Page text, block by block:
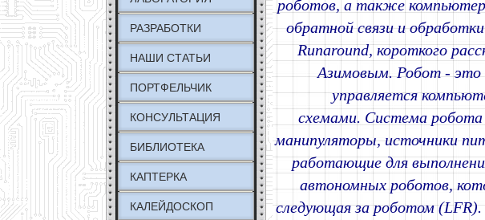
РАЗРАБОТКИ
НАШИ СТАТЬИ
ПОРТФЕЛЬЧИК
КОНСУЛЬТАЦИЯ
БИБЛИОТЕКА
КАПТЕРКА
КАЛЕЙДОСКОП
роботов, а также
обратной связи и
Runaround, короткого
Азимовым. Робот - это
управляется
схемами. Система
манипуляторы, источники
работающие для
автономных роботов,
следующая за роботом (LFR).